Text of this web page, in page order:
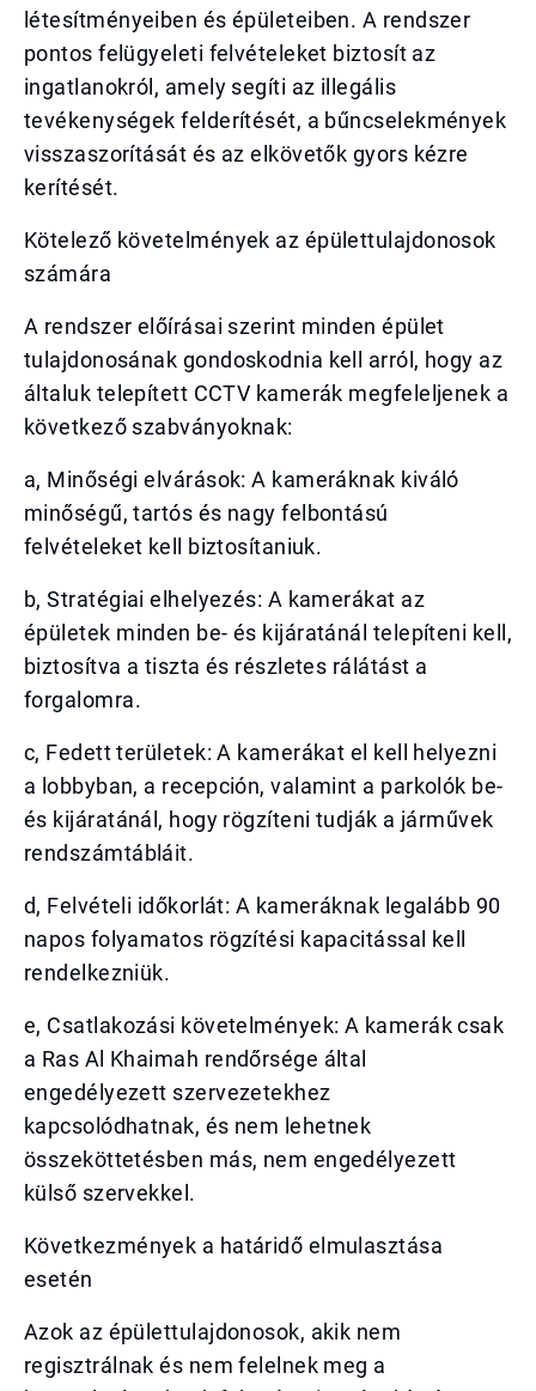
létesítményeiben és épületeiben. A rendszer
pontos felügyeleti felvételeket biztosít az
ingatlanokról, amely segíti az illegális
tevékenységek felderítését, a bűncselekmények
visszaszorítását és az elkövetők gyors kézre
kerítését.
Kötelező követelmények az épülettulajdonosok
számára
A rendszer előírásai szerint minden épület
tulajdonosának gondoskodnia kell arról, hogy az
általuk telepített CCTV kamerák megfeleljenek a
következő szabványoknak:
a, Minőségi elvárások: A kameráknak kiváló
minőségű, tartós és nagy felbontású
felvételeket kell biztosítaniuk.
b, Stratégiai elhelyezés: A kamerákat az
épületek minden be- és kijáratánál telepíteni kell,
biztosítva a tiszta és részletes rálátást a
forgalomra.
c, Fedett területek: A kamerákat el kell helyezni
a lobbyban, a recepción, valamint a parkolók be-
és kijáratánál, hogy rögzíteni tudják a járművek
rendszámtábláit.
d, Felvételi időkorlát: A kameráknak legalább 90
napos folyamatos rögzítési kapacitással kell
rendelkezniük.
e, Csatlakozási követelmények: A kamerák csak
a Ras Al Khaimah rendőrsége által
engedélyezett szervezetekhez
kapcsolódhatnak, és nem lehetnek
összeköttetésben más, nem engedélyezett
külső szervekkel.
Következmények a határidő elmulasztása
esetén
Azok az épülettulajdonosok, akik nem
regisztrálnak és nem felelnek meg a